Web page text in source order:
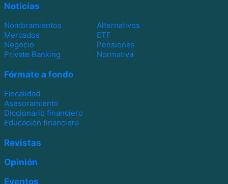
Noticias
Nombramientos
Alternativos
Mercados
ETF
Negocio
Pensiones
Private Banking
Normativa
Fórmate a fondo
Fiscalidad
Asesoramiento
Diccionario financiero
Educación financiera
Revistas
Opinión
Eventos